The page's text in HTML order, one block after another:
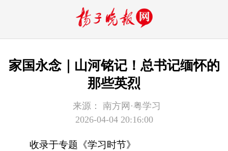
家国永念｜山河铭记！总书记缅怀的
那些英烈
来源：
南方网·粤学习
2026-04-04 20:16:00
收录于专题《学习时节》